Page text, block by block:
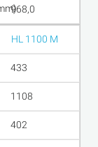
968,0
HL 1100 M
433
1108
402